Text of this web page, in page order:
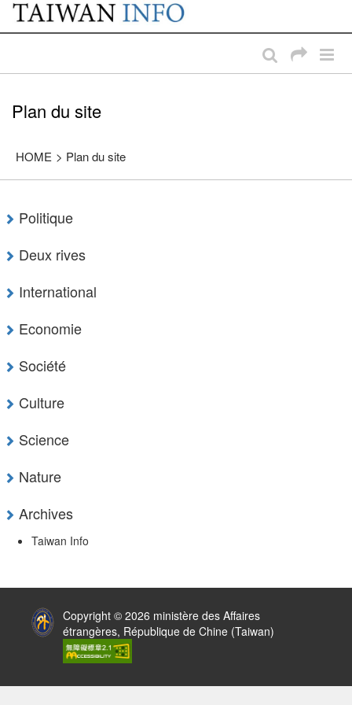
Passer au contenu principal
:::
Plan du site
HOME > Plan du site
Politique
Deux rives
International
Economie
Société
Culture
Science
Nature
Archives
Taiwan Info
Copyright © 2026 ministère des Affaires
étrangères, République de Chine (Taiwan)